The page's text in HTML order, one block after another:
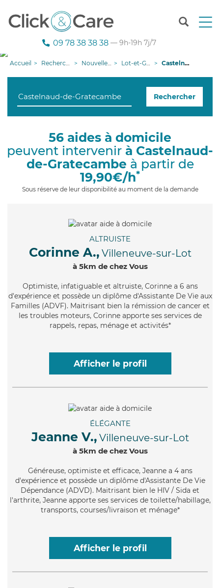
T
n
g
i
09 78 38 38 38 — 9h-19h 7j/7
Accueil Recherche aide à domicile Nouvelle-Aquitaine Lot-et-Garonne Castelnaud-de-Gratecambe
Rechercher
56 aides à domicile
peuvent intervenir à Castelnaud-
de-Gratecambe à partir de
19,90€/h*
Sous réserve de leur disponibilité au moment de la demande
ALTRUISTE
Corinne A., Villeneuve-sur-Lot
à 5km de chez Vous
Optimiste, infatiguable et altruiste, Corinne a 6 ans
d'expérience et possède un diplôme d'Assistante De Vie aux
Familles (ADVF). Maitrisant bien la rémission de cancer et
les troubles moteurs, Corinne apporte ses services de
rappels, repas, ménage et activités*
Afficher le profil
ÉLÉGANTE
Jeanne V., Villeneuve-sur-Lot
à 5km de chez Vous
Généreuse, optimiste et efficace, Jeanne a 4 ans
d'expérience et possède un diplôme d'Assistante De Vie
Dépendance (ADVD). Maitrisant bien le HIV / Sida et
l'arthrite, Jeanne apporte ses services de toilette/habillage,
transports, courses/livraison et ménage*
Afficher le profil